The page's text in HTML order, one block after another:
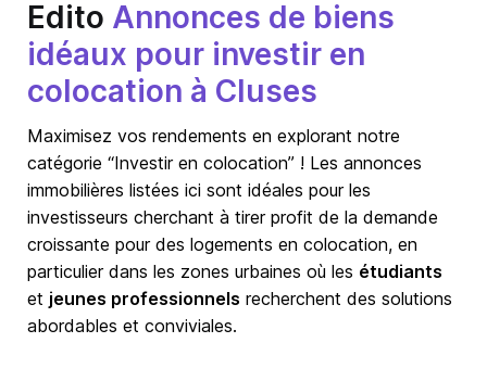
Edito Annonces de biens
idéaux pour investir en
colocation à Cluses
Maximisez vos rendements en explorant notre
catégorie “Investir en colocation” ! Les annonces
immobilières listées ici sont idéales pour les
investisseurs cherchant à tirer profit de la demande
croissante pour des logements en colocation, en
particulier dans les zones urbaines où les étudiants
et jeunes professionnels recherchent des solutions
abordables et conviviales.